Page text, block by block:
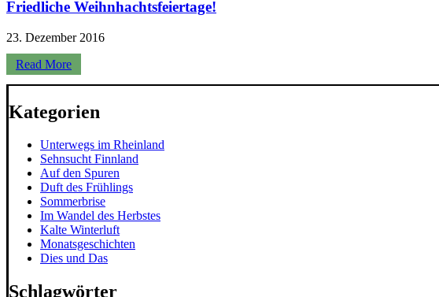
Friedliche Weihnhachtsfeiertage!
23. Dezember 2016
Read More
Kategorien
Unterwegs im Rheinland
Sehnsucht Finnland
Auf den Spuren
Duft des Frühlings
Sommerbrise
Im Wandel des Herbstes
Kalte Winterluft
Monatsgeschichten
Dies und Das
Schlagwörter